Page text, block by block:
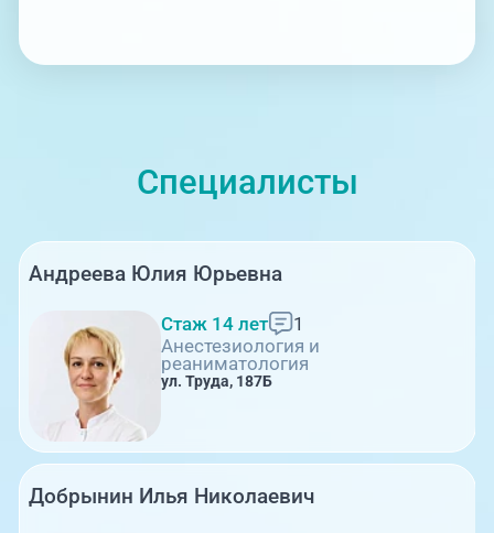
Специалисты
Андреева Юлия Юрьевна
Стаж 14 лет
1
Анестезиология и
реаниматология
ул. Труда, 187Б
Добрынин Илья Николаевич